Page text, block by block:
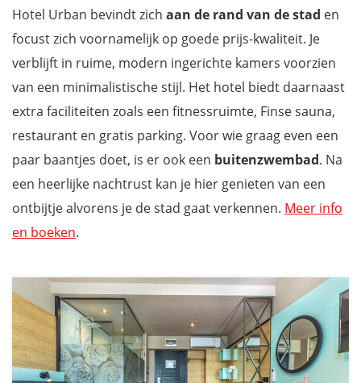
Hotel Urban bevindt zich aan de rand van de stad en
focust zich voornamelijk op goede prijs-kwaliteit. Je
verblijft in ruime, modern ingerichte kamers voorzien
van een minimalistische stijl. Het hotel biedt daarnaast
extra faciliteiten zoals een fitnessruimte, Finse sauna,
restaurant en gratis parking. Voor wie graag even een
paar baantjes doet, is er ook een buitenzwembad. Na
een heerlijke nachtrust kan je hier genieten van een
ontbijtje alvorens je de stad gaat verkennen. Meer info
en boeken.